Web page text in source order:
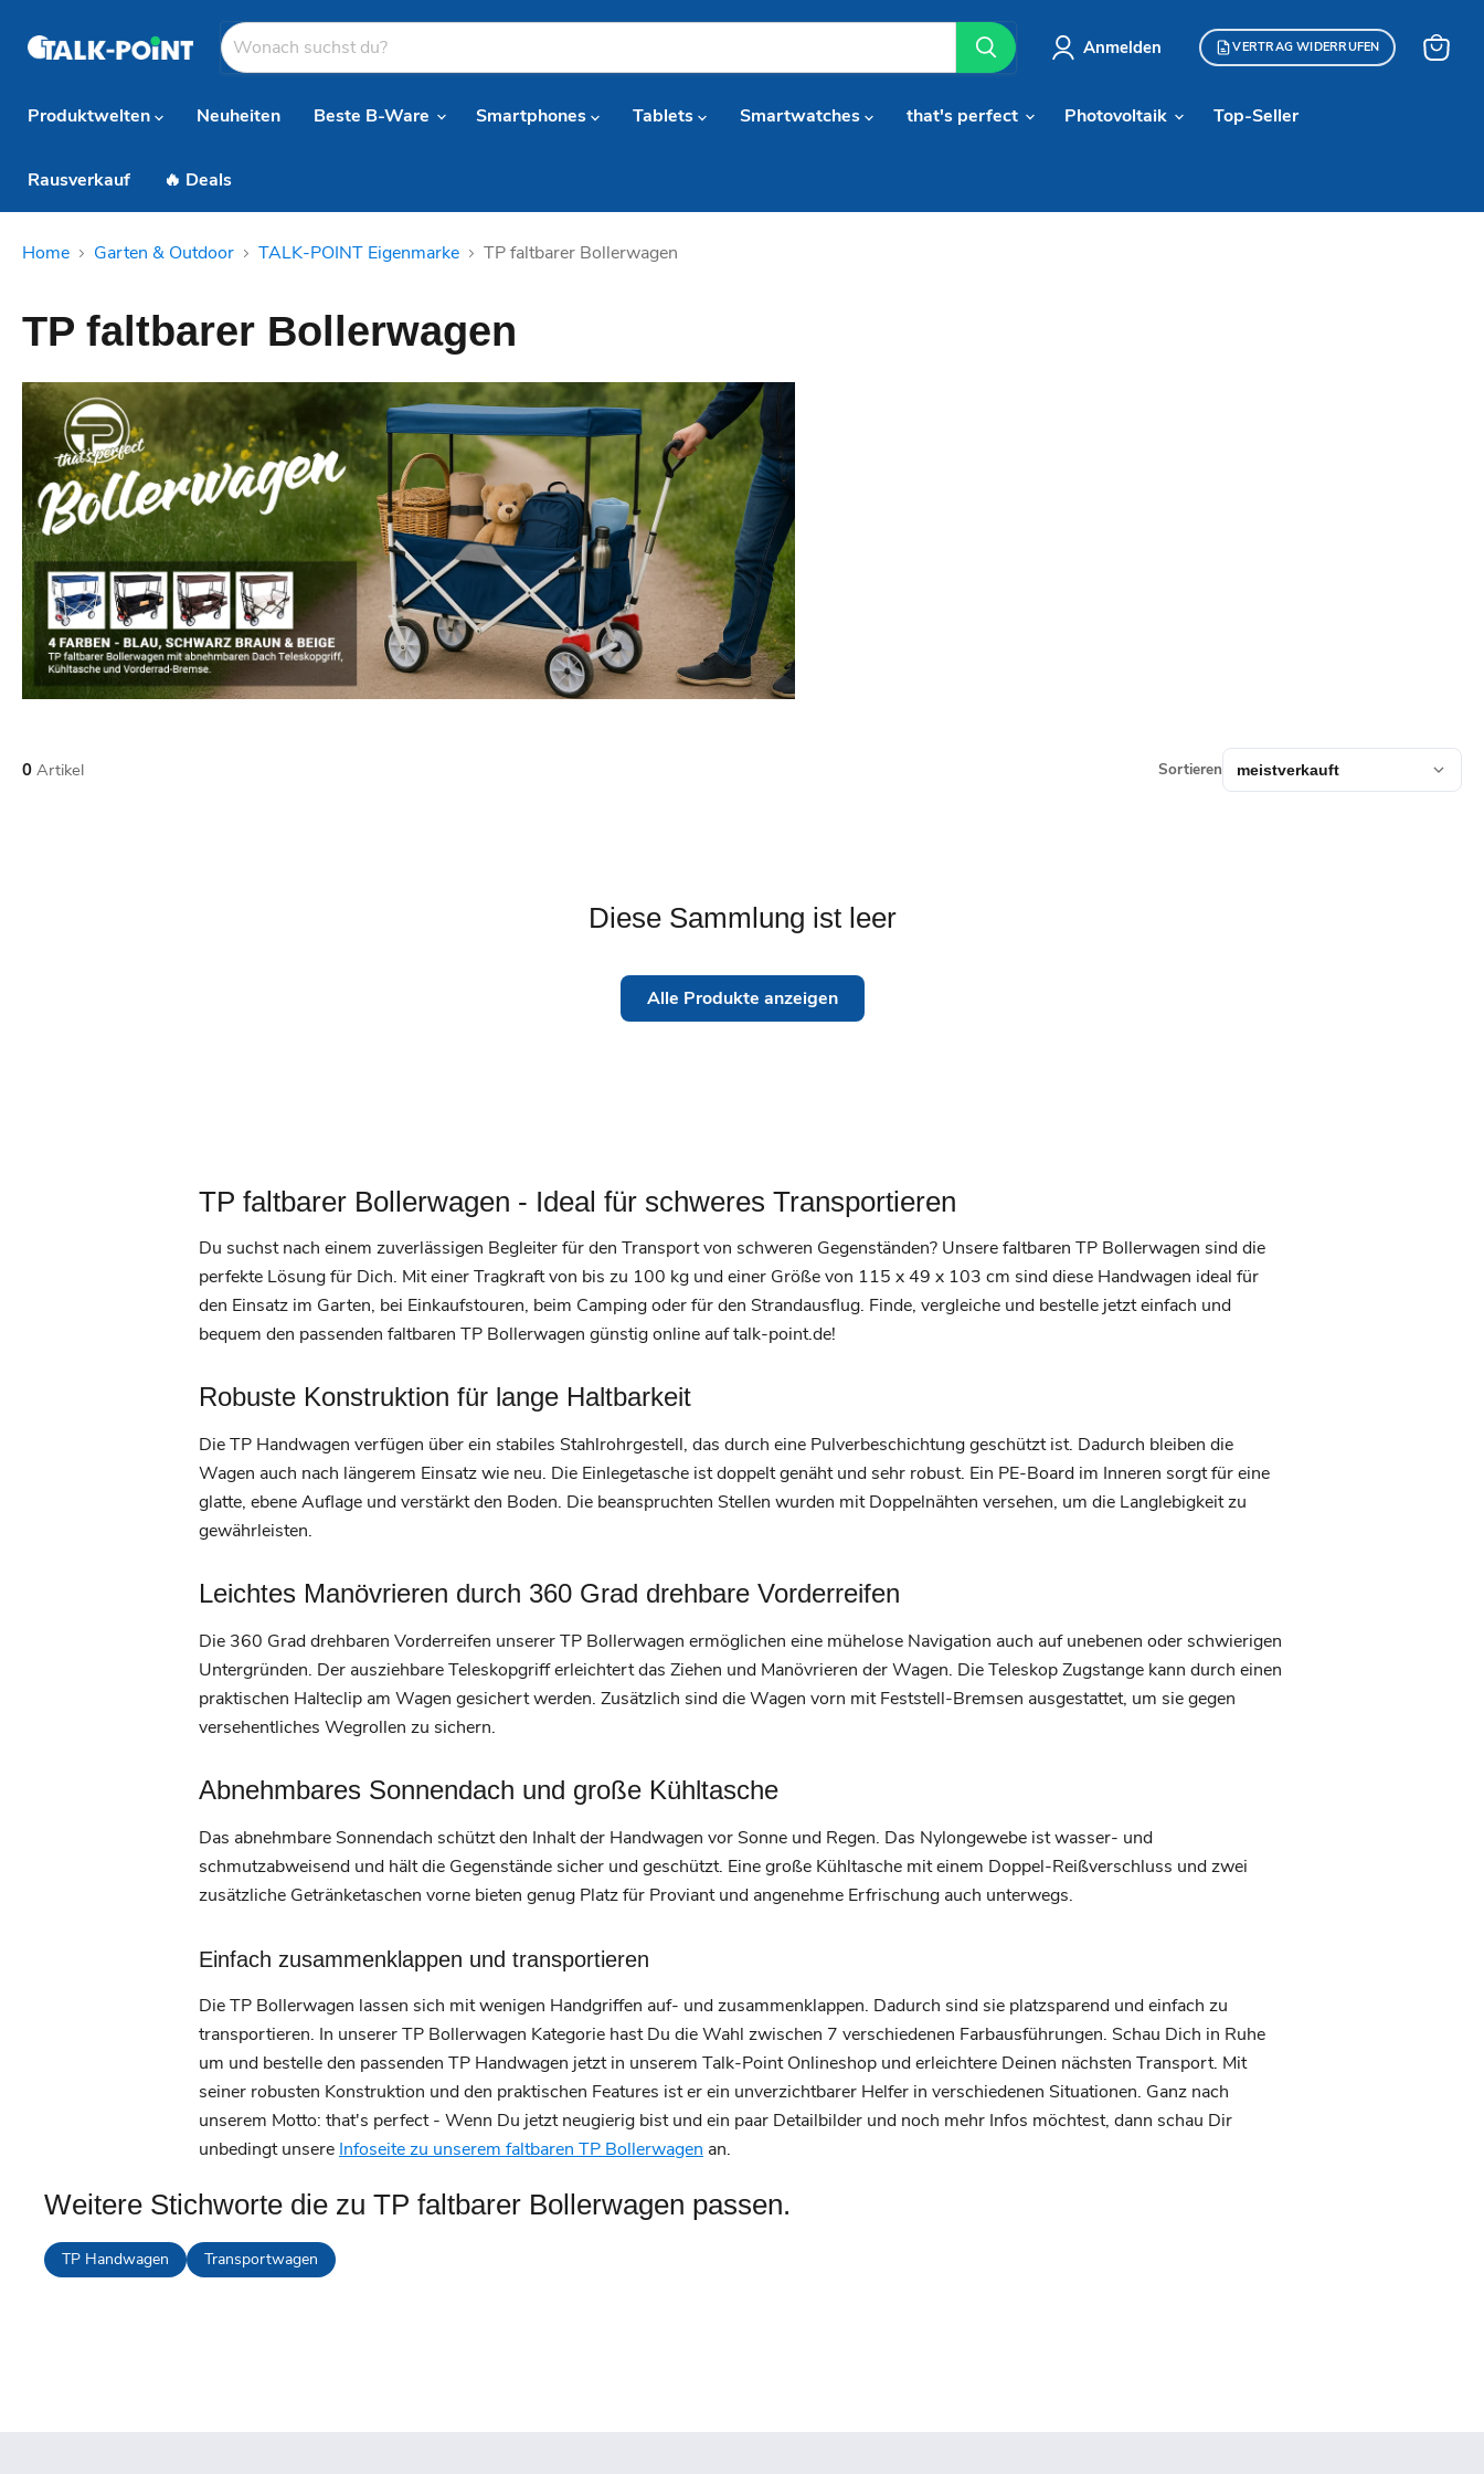
Anmelden VERTRAG WIDERRUFEN
Produktwelten
Neuheiten Beste B-Ware Smartphones Tablets Smartwatches that's perfect Photovoltaik Top-Seller
Rausverkauf 🔥 Deals
Home Garten & Outdoor TALK-POINT Eigenmarke TP faltbarer Bollerwagen
TP faltbarer Bollerwagen
0 Artikel Sortieren
Diese Sammlung ist leer
Alle Produkte anzeigen
TP faltbarer Bollerwagen - Ideal für schweres Transportieren
Du suchst nach einem zuverlässigen Begleiter für den Transport von schweren Gegenständen? Unsere faltbaren TP Bollerwagen sind die
perfekte Lösung für Dich. Mit einer Tragkraft von bis zu 100 kg und einer Größe von 115 x 49 x 103 cm sind diese Handwagen ideal für
den Einsatz im Garten, bei Einkaufstouren, beim Camping oder für den Strandausflug. Finde, vergleiche und bestelle jetzt einfach und
bequem den passenden faltbaren TP Bollerwagen günstig online auf talk-point.de!
Robuste Konstruktion für lange Haltbarkeit
Die TP Handwagen verfügen über ein stabiles Stahlrohrgestell, das durch eine Pulverbeschichtung geschützt ist. Dadurch bleiben die
Wagen auch nach längerem Einsatz wie neu. Die Einlegetasche ist doppelt genäht und sehr robust. Ein PE-Board im Inneren sorgt für eine
glatte, ebene Auflage und verstärkt den Boden. Die beanspruchten Stellen wurden mit Doppelnähten versehen, um die Langlebigkeit zu
gewährleisten.
Leichtes Manövrieren durch 360 Grad drehbare Vorderreifen
Die 360 Grad drehbaren Vorderreifen unserer TP Bollerwagen ermöglichen eine mühelose Navigation auch auf unebenen oder schwierigen
Untergründen. Der ausziehbare Teleskopgriff erleichtert das Ziehen und Manövrieren der Wagen. Die Teleskop Zugstange kann durch einen
praktischen Halteclip am Wagen gesichert werden. Zusätzlich sind die Wagen vorn mit Feststell-Bremsen ausgestattet, um sie gegen
versehentliches Wegrollen zu sichern.
Abnehmbares Sonnendach und große Kühltasche
Das abnehmbare Sonnendach schützt den Inhalt der Handwagen vor Sonne und Regen. Das Nylongewebe ist wasser- und
schmutzabweisend und hält die Gegenstände sicher und geschützt. Eine große Kühltasche mit einem Doppel-Reißverschluss und zwei
zusätzliche Getränketaschen vorne bieten genug Platz für Proviant und angenehme Erfrischung auch unterwegs.
Einfach zusammenklappen und transportieren
Die TP Bollerwagen lassen sich mit wenigen Handgriffen auf- und zusammenklappen. Dadurch sind sie platzsparend und einfach zu
transportieren. In unserer TP Bollerwagen Kategorie hast Du die Wahl zwischen 7 verschiedenen Farbausführungen. Schau Dich in Ruhe
um und bestelle den passenden TP Handwagen jetzt in unserem Talk-Point Onlineshop und erleichtere Deinen nächsten Transport. Mit
seiner robusten Konstruktion und den praktischen Features ist er ein unverzichtbarer Helfer in verschiedenen Situationen. Ganz nach
unserem Motto: that's perfect - Wenn Du jetzt neugierig bist und ein paar Detailbilder und noch mehr Infos möchtest, dann schau Dir
unbedingt unsere Infoseite zu unserem faltbaren TP Bollerwagen an.
Weitere Stichworte die zu TP faltbarer Bollerwagen passen.
TP Handwagen Transportwagen